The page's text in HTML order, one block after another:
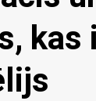
kas